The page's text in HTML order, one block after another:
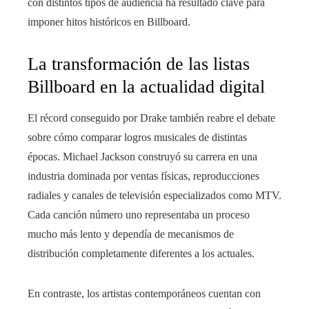
con distintos tipos de audiencia ha resultado clave para
imponer hitos históricos en Billboard.
La transformación de las listas
Billboard en la actualidad digital
El récord conseguido por Drake también reabre el debate
sobre cómo comparar logros musicales de distintas
épocas. Michael Jackson construyó su carrera en una
industria dominada por ventas físicas, reproducciones
radiales y canales de televisión especializados como MTV.
Cada canción número uno representaba un proceso
mucho más lento y dependía de mecanismos de
distribución completamente diferentes a los actuales.
En contraste, los artistas contemporáneos cuentan con